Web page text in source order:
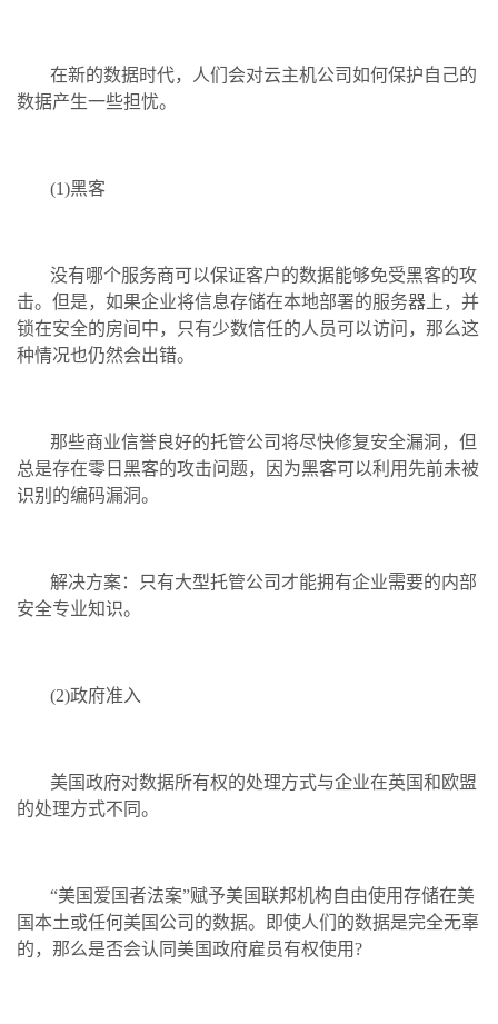
在新的数据时代，人们会对云主机公司如何保护自己的
数据产生一些担忧。
(1)黑客
没有哪个服务商可以保证客户的数据能够免受黑客的攻
击。但是，如果企业将信息存储在本地部署的服务器上，并
锁在安全的房间中，只有少数信任的人员可以访问，那么这
种情况也仍然会出错。
那些商业信誉良好的托管公司将尽快修复安全漏洞，但
总是存在零日黑客的攻击问题，因为黑客可以利用先前未被
识别的编码漏洞。
解决方案：只有大型托管公司才能拥有企业需要的内部
安全专业知识。
(2)政府准入
美国政府对数据所有权的处理方式与企业在英国和欧盟
的处理方式不同。
“美国爱国者法案”赋予美国联邦机构自由使用存储在美
国本土或任何美国公司的数据。即使人们的数据是完全无辜
的，那么是否会认同美国政府雇员有权使用?